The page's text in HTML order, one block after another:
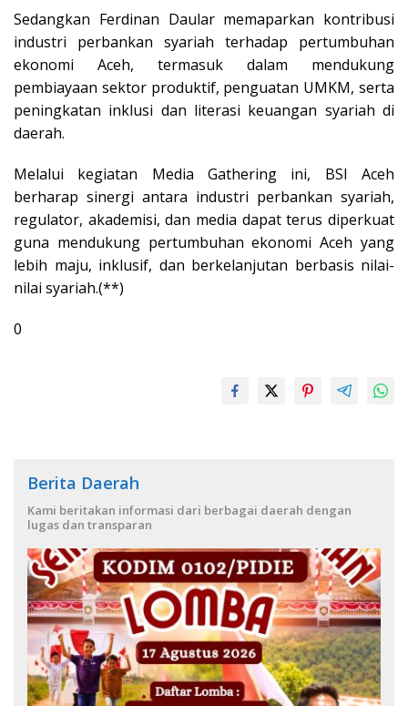
Sedangkan Ferdinan Daular memaparkan kontribusi
industri perbankan syariah terhadap pertumbuhan
ekonomi Aceh, termasuk dalam mendukung
pembiayaan sektor produktif, penguatan UMKM, serta
peningkatan inklusi dan literasi keuangan syariah di
daerah.
Melalui kegiatan Media Gathering ini, BSI Aceh
berharap sinergi antara industri perbankan syariah,
regulator, akademisi, dan media dapat terus diperkuat
guna mendukung pertumbuhan ekonomi Aceh yang
lebih maju, inklusif, dan berkelanjutan berbasis nilai-
nilai syariah.(**)
0
Berita Daerah
Kami beritakan informasi dari berbagai daerah dengan
lugas dan transparan